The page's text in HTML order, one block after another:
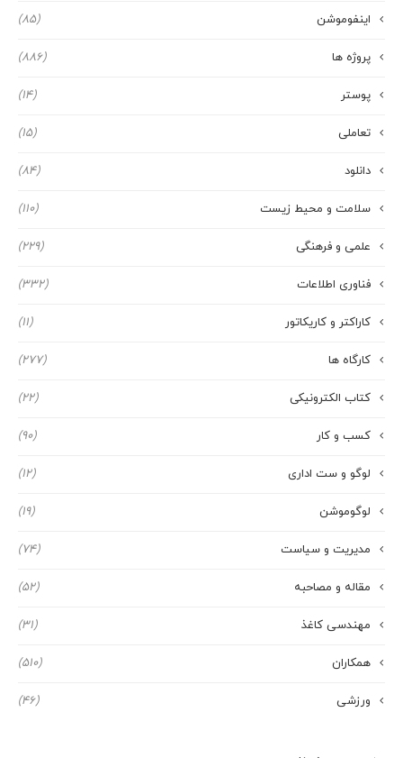
اینفوموشن (85)
پروژه ها (886)
پوستر (14)
تعاملی (15)
دانلود (84)
سلامت و محیط زیست (110)
علمی و فرهنگی (229)
فناوری اطلاعات (332)
کاراکتر و کاریکاتور (11)
کارگاه ها (277)
کتاب الکترونیکی (22)
کسب و کار (90)
لوگو و ست اداری (12)
لوگوموشن (19)
مدیریت و سیاست (74)
مقاله و مصاحبه (52)
مهندسی کاغذ (31)
همکاران (510)
ورزشی (46)